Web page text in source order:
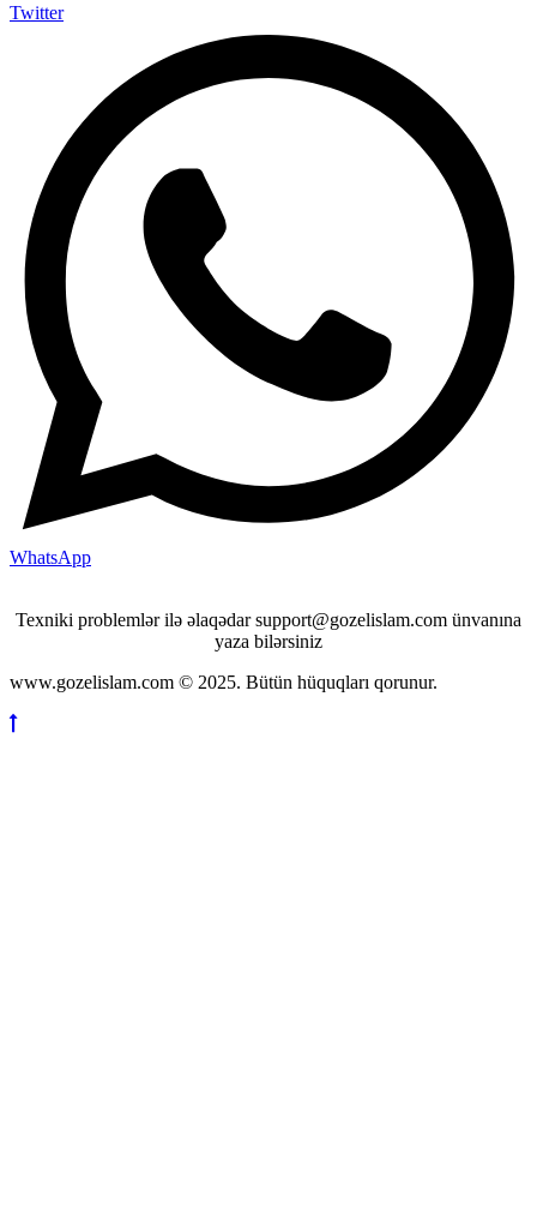
Twitter
WhatsApp
Texniki problemlər ilə əlaqədar support@gozelislam.com ünvanına
yaza bilərsiniz
www.gozelislam.com © 2025. Bütün hüquqları qorunur.